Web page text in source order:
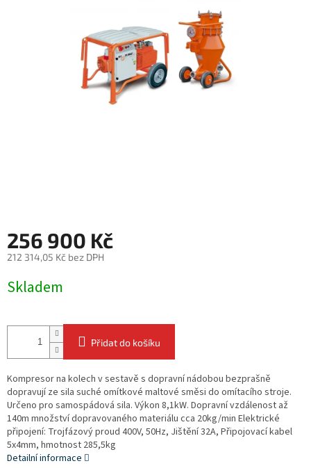
256 900 Kč
212 314,05 Kč bez DPH
cena:
Skladem
Přidat do košíku
Kompresor na kolech v sestavě s dopravní nádobou bezprašně
dopravují ze sila suché omítkové maltové směsi do omítacího stroje.
Určeno pro samospádová sila. Výkon 8,1kW. Dopravní vzdálenost až
140m množství dopravovaného materiálu cca 20kg/min Elektrické
připojení: Trojfázový proud 400V, 50Hz, Jištění 32A, Připojovací kabel
5x4mm, hmotnost 285,5kg
Detailní informace